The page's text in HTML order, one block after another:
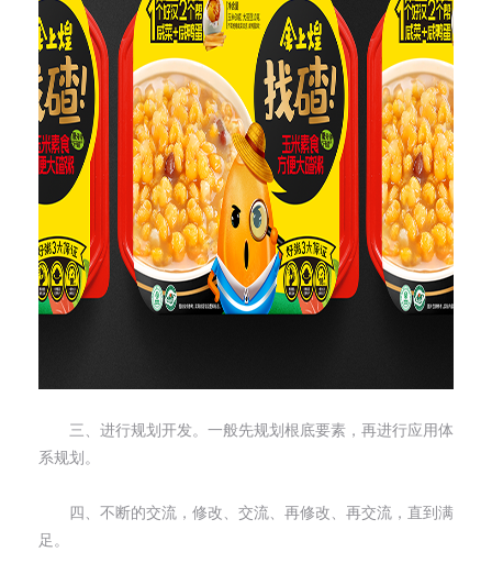
三、进行规划开发。一般先规划根底要素，再进行应用体
系规划。
四、不断的交流，修改、交流、再修改、再交流，直到满
足。